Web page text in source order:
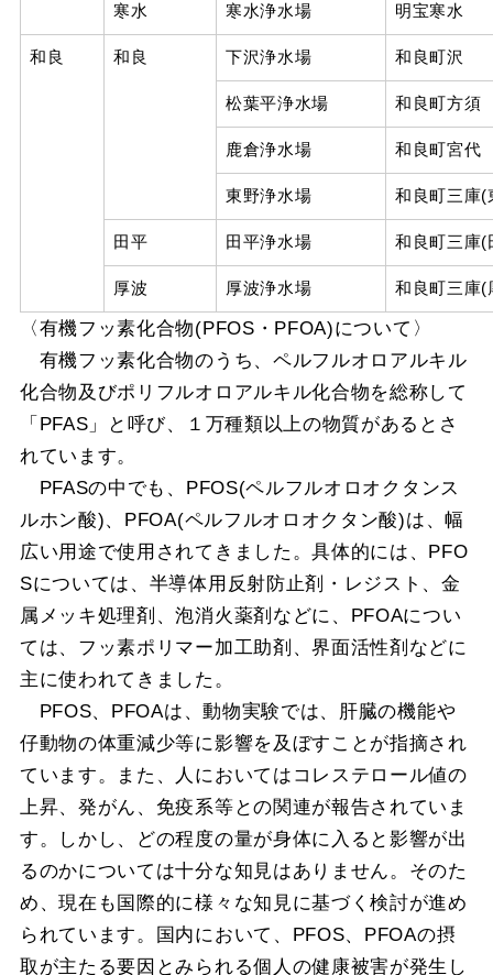
寒水 寒水浄水場 明宝寒水
和良 和良 下沢浄水場 和良町沢
松葉平浄水場 和良町方須
鹿倉浄水場 和良町宮代
東野浄水場 和良町三庫(
田平 田平浄水場 和良町三庫(
厚波 厚波浄水場 和良町三庫(
〈有機フッ素化合物(PFOS・PFOA)について〉
有機フッ素化合物のうち、ペルフルオロアルキル
化合物及びポリフルオロアルキル化合物を総称して
「PFAS」と呼び、１万種類以上の物質があるとさ
れています。
PFASの中でも、PFOS(ペルフルオロオクタンス
ルホン酸)、PFOA(ペルフルオロオクタン酸)は、幅
広い用途で使用されてきました。具体的には、PFO
Sについては、半導体用反射防止剤・レジスト、金
属メッキ処理剤、泡消火薬剤などに、PFOAについ
ては、フッ素ポリマー加工助剤、界面活性剤などに
主に使われてきました。
PFOS、PFOAは、動物実験では、肝臓の機能や
仔動物の体重減少等に影響を及ぼすことが指摘され
ています。また、人においてはコレステロール値の
上昇、発がん、免疫系等との関連が報告されていま
す。しかし、どの程度の量が身体に入ると影響が出
るのかについては十分な知見はありません。そのた
め、現在も国際的に様々な知見に基づく検討が進め
られています。国内において、PFOS、PFOAの摂
取が主たる要因とみられる個人の健康被害が発生し